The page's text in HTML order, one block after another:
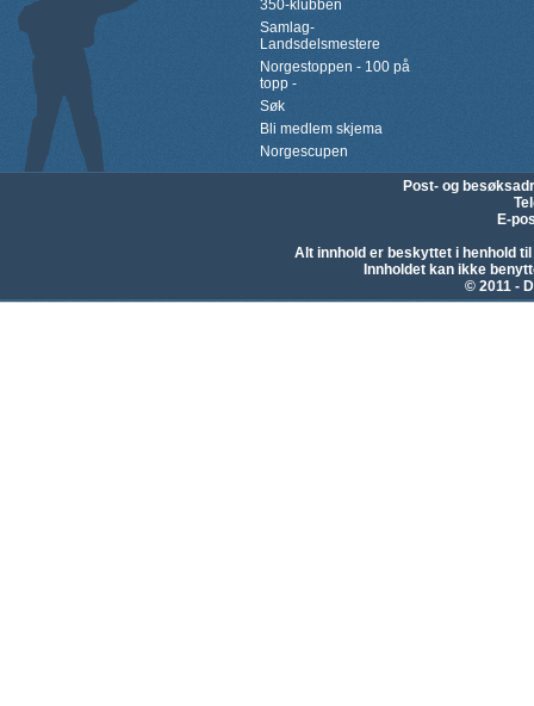
350-klubben
Samlag-
Landsdelsmestere
Norgestoppen - 100 på
topp -
Søk
Bli medlem skjema
Norgescupen
Post- og
E-
Alt innhold er beskyttet i henhold
Innholdet kan ikke
© 2011 -